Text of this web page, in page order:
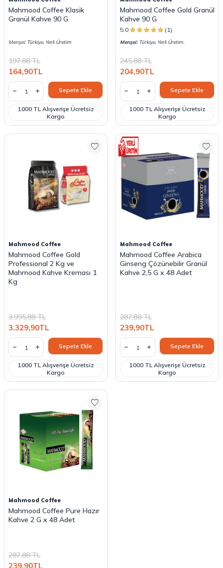
Mahmood Coffee Klasik
Granül Kahve 90 G
Menşei: Türkiye, Yerli Üretim
197,88TL
164,90TL
Sepete Ekle
1000 TL Alışverişe Ücretsiz
Kargo
Mahmood Coffee Gold Granül
Kahve 90 G
5.0 (1)
Menşei:Türkiye, Yerli Üretim.
245,88TL
204,90TL
Sepete Ekle
1000 TL Alışverişe Ücretsiz
Kargo
Mahmood Coffee
Mahmood Coffee Gold
Professional 2 Kg ve
Mahmood Kahve Kreması 1
Kg
3.995,88TL
3.329,90TL
Sepete Ekle
1000 TL Alışverişe Ücretsiz
Kargo
Mahmood Coffee
Mahmood Coffee Arabica
Ginseng Çözünebilir Granül
Kahve 2,5 G x 48 Adet
287,88TL
239,90TL
Sepete Ekle
1000 TL Alışverişe Ücretsiz
Kargo
Mahmood Coffee
Mahmood Coffee Pure Hazır
Kahve 2 G x 48 Adet
287,88TL
239,90TL